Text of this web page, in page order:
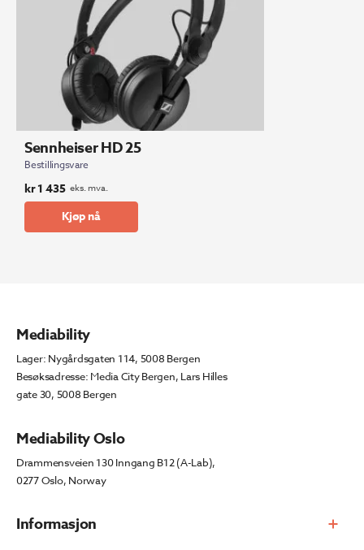
Sennheiser HD 25
Bestillingsvare
kr1 435 eks. mva.
Kjøp nå
Informasjon
Mediability
Lager: Nygårdsgaten 114, 5008 Bergen
Besøksadresse: Media City Bergen, Lars Hilles
gate 30, 5008 Bergen
Mediability Oslo
Drammensveien 130 Inngang B12 (A-Lab),
0277 Oslo, Norway